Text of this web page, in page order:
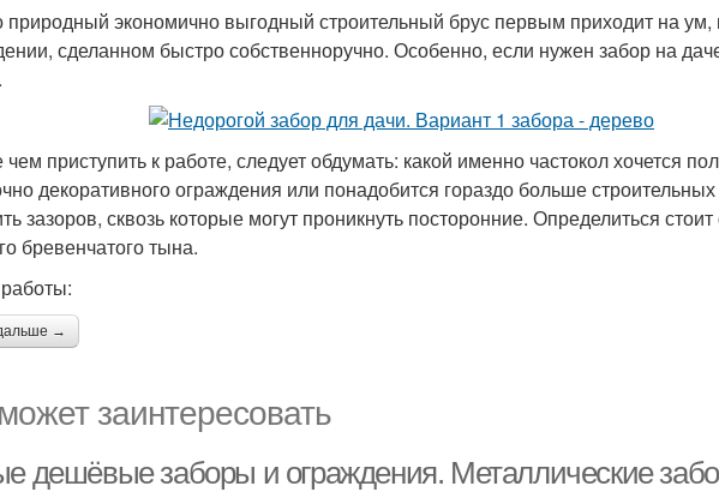
экономично выгодный строительный брус первым приходит на ум,
сделанном быстро собственноручно. Особенно, если нужен забор на
приступить к работе, следует обдумать: какой именно частокол хочется
декоративного ограждения или понадобится гораздо больше
зазоров, сквозь которые могут проникнуть посторонние. Определиться
бревенчатого тына.
→
заинтересовать
дешёвые заборы и ограждения. Металлические